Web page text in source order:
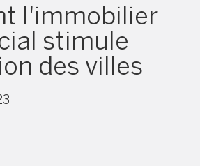
l'immobilier
stimule
des villes